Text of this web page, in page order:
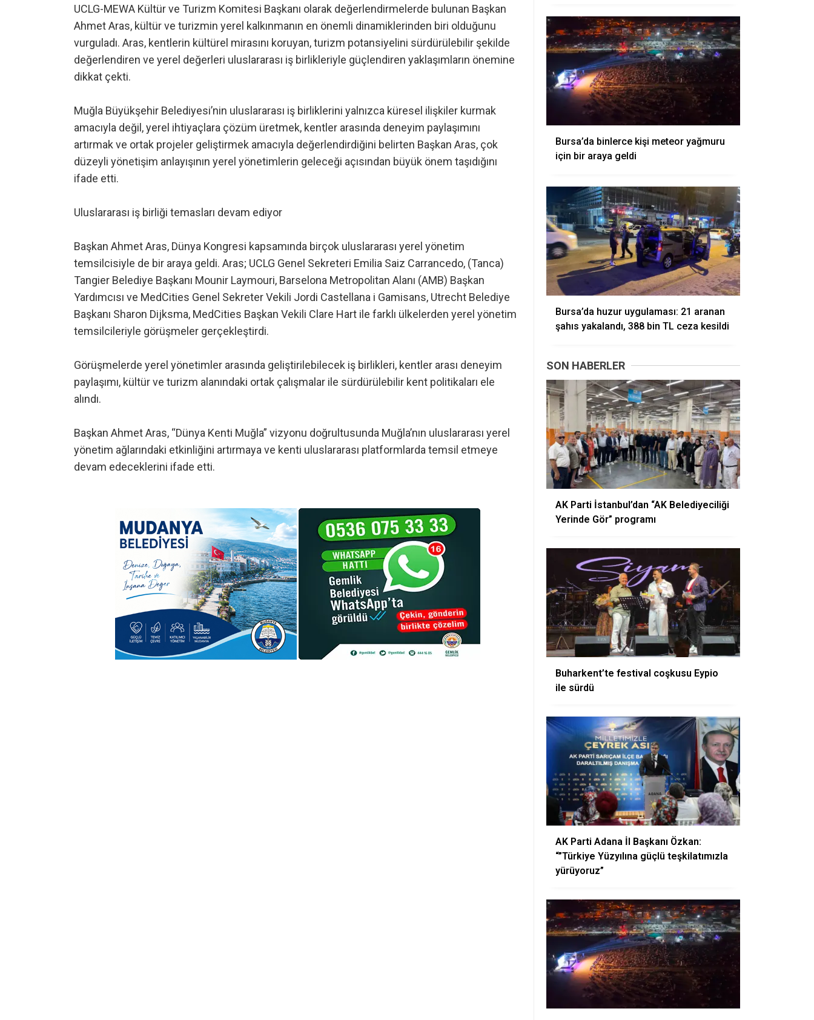
UCLG-MEWA Kültür ve Turizm Komitesi Başkanı olarak değerlendirmelerde bulunan Başkan
Ahmet Aras, kültür ve turizmin yerel kalkınmanın en önemli dinamiklerinden biri olduğunu
vurguladı. Aras, kentlerin kültürel mirasını koruyan, turizm potansiyelini sürdürülebilir şekilde
değerlendiren ve yerel değerleri uluslararası iş birlikleriyle güçlendiren yaklaşımların önemine
dikkat çekti.
Muğla Büyükşehir Belediyesi’nin uluslararası iş birliklerini yalnızca küresel ilişkiler kurmak
amacıyla değil, yerel ihtiyaçlara çözüm üretmek, kentler arasında deneyim paylaşımını
artırmak ve ortak projeler geliştirmek amacıyla değerlendirdiğini belirten Başkan Aras, çok
düzeyli yönetişim anlayışının yerel yönetimlerin geleceği açısından büyük önem taşıdığını
ifade etti.
Uluslararası iş birliği temasları devam ediyor
Başkan Ahmet Aras, Dünya Kongresi kapsamında birçok uluslararası yerel yönetim
temsilcisiyle de bir araya geldi. Aras; UCLG Genel Sekreteri Emilia Saiz Carrancedo, (Tanca)
Tangier Belediye Başkanı Mounir Laymouri, Barselona Metropolitan Alanı (AMB) Başkan
Yardımcısı ve MedCities Genel Sekreter Vekili Jordi Castellana i Gamisans, Utrecht Belediye
Başkanı Sharon Dijksma, MedCities Başkan Vekili Clare Hart ile farklı ülkelerden yerel yönetim
temsilcileriyle görüşmeler gerçekleştirdi.
Görüşmelerde yerel yönetimler arasında geliştirilebilecek iş birlikleri, kentler arası deneyim
paylaşımı, kültür ve turizm alanındaki ortak çalışmalar ile sürdürülebilir kent politikaları ele
alındı.
Başkan Ahmet Aras, “Dünya Kenti Muğla” vizyonu doğrultusunda Muğla’nın uluslararası yerel
yönetim ağlarındaki etkinliğini artırmaya ve kenti uluslararası platformlarda temsil etmeye
devam edeceklerini ifade etti.
Bursa’da binlerce kişi meteor yağmuru
için bir araya geldi
Bursa’da huzur uygulaması: 21 aranan
şahıs yakalandı, 388 bin TL ceza kesildi
SON HABERLER
AK Parti İstanbul’dan “AK Belediyeciliği
Yerinde Gör” programı
Buharkent’te festival coşkusu Eypio
ile sürdü
AK Parti Adana İl Başkanı Özkan:
“”Türkiye Yüzyılına güçlü teşkilatımızla
yürüyoruz”